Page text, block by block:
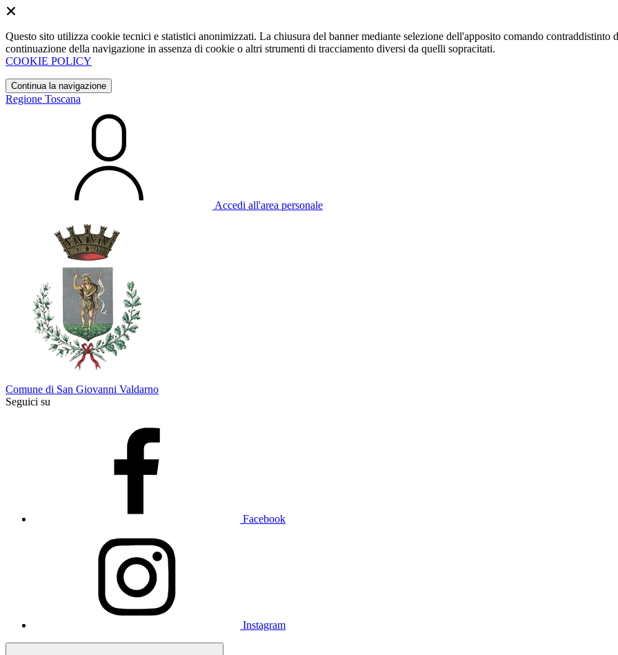
Questo sito utilizza cookie tecnici e statistici anonimizzati. La chiusura del banner mediante selezione dell'apposito comando
continuazione della navigazione in assenza di cookie o altri strumenti di tracciamento diversi da quelli sopracitati.
COOKIE POLICY
Continua la navigazione
Regione Toscana
Accedi all'area personale
Comune di San Giovanni Valdarno
Seguici su
Facebook
Instagram